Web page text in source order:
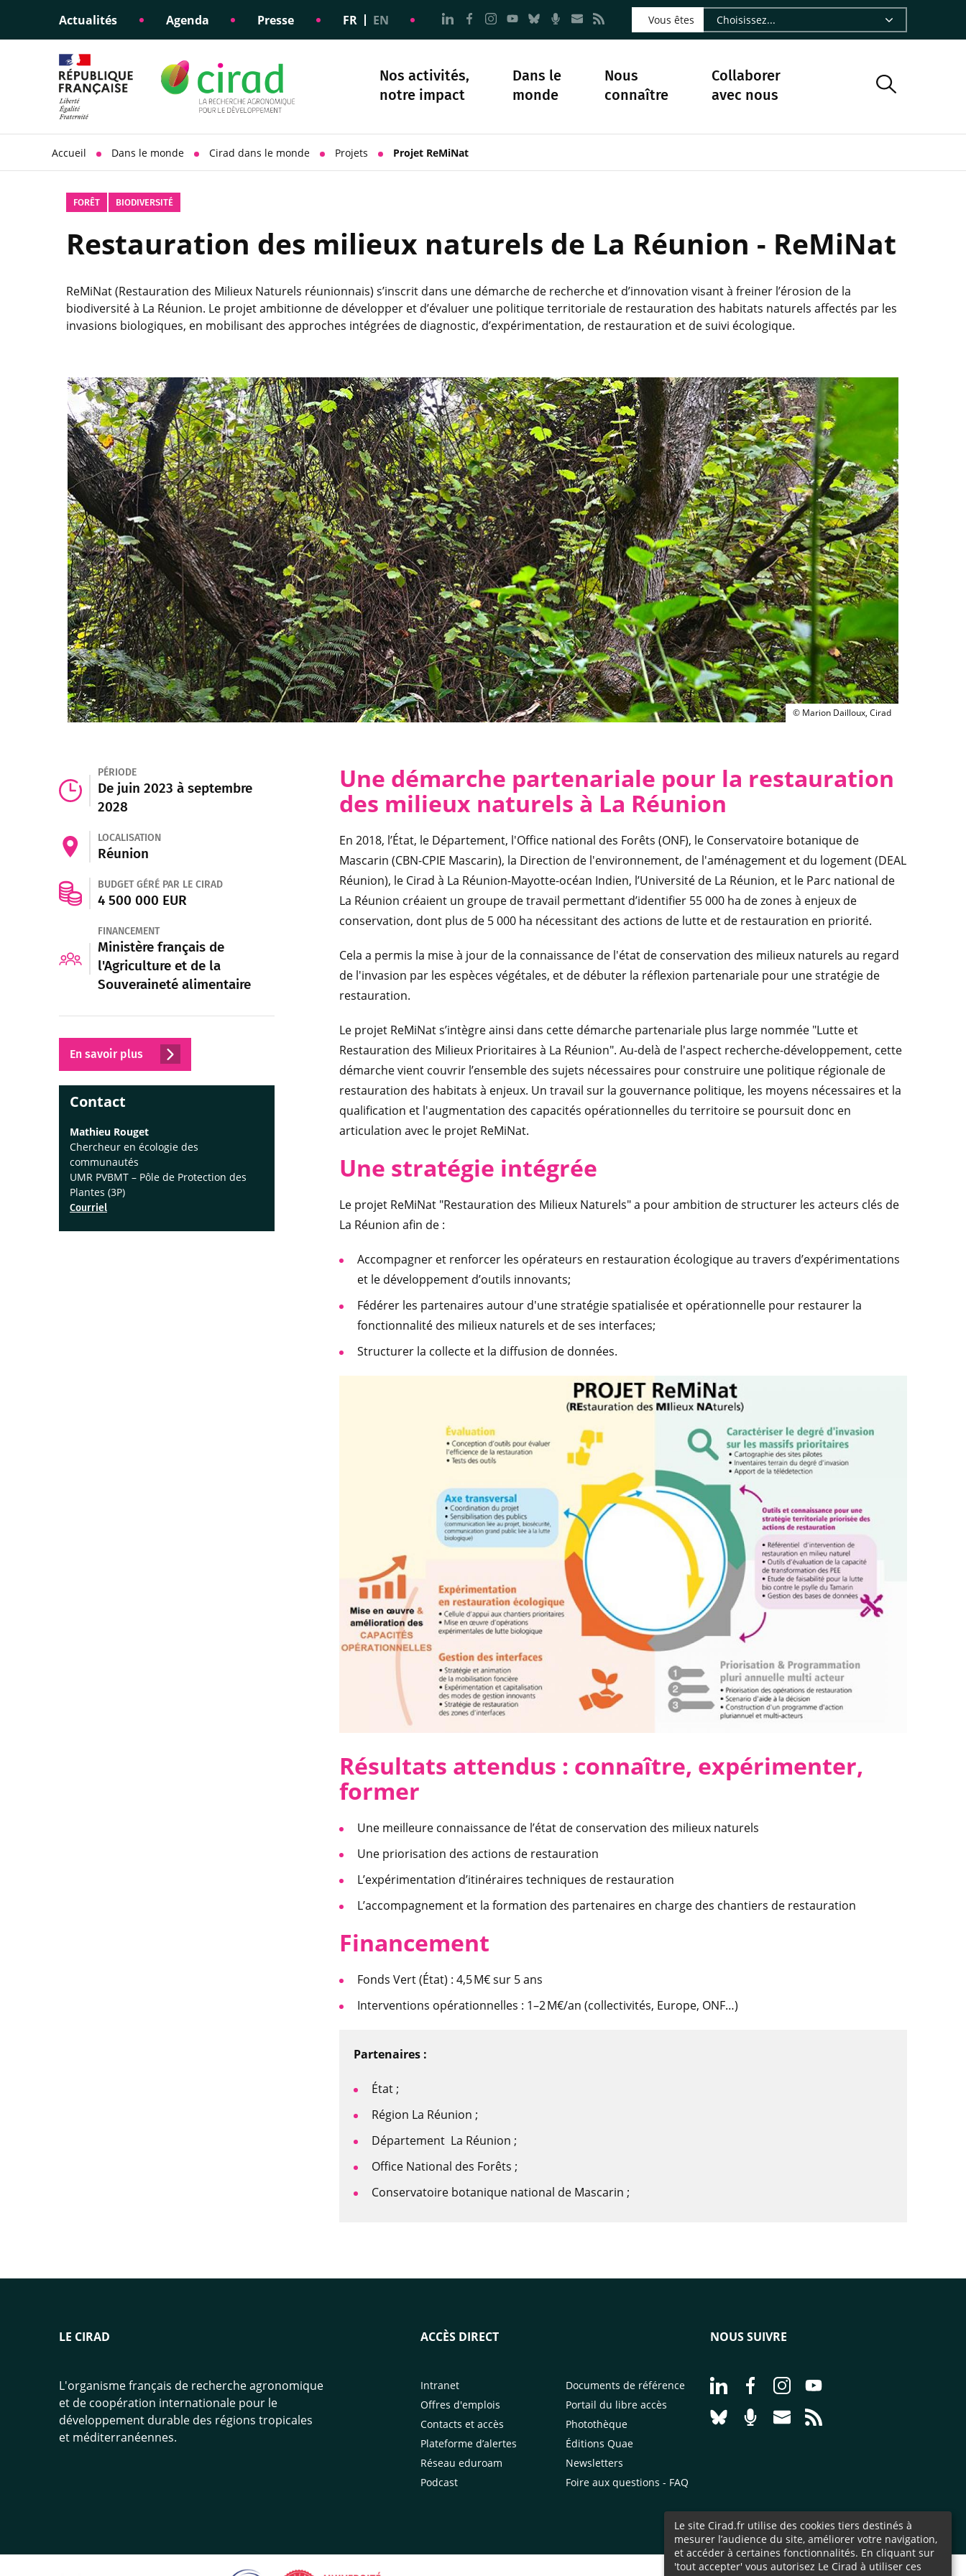
Actualités Agenda Presse FR EN Aller à la page Nous suivre sur LinkedIn - CIRAD
Aller à la page Nous suivre sur Facebook - CIRAD
Aller à la page Nous suivre sur Instagram - CIRAD
Aller à la page Nous suivre sur Youtube - CIRAD
Aller à la page Nous suivre sur Bluesky - CIRAD
Aller à la page Nourrir le vivant, le podcast du Cirad - CIRAD
Aller à la page Nous contacter par courriel - CIRAD
Aller à la page Flux RSS - CIRAD
Vous êtes
Nos activités,
notre impact
Éclairer les politiques
Appui à la diplomatie
scientifique
Dans le
monde
Nous
connaître
Engagements éthiques
Responsabilité
sociétale
Science et société Notre histoire
Collaborer
avec nous
Accueil Dans le monde Cirad dans le monde Projets Projet ReMiNat
FORÊT BIODIVERSITÉ
Restauration des milieux naturels de La Réunion - ReMiNat
ReMiNat (Restauration des Milieux Naturels réunionnais) s’inscrit dans une démarche de recherche et d’innovation visant à freiner l’érosion de la
biodiversité à La Réunion. Le projet ambitionne de développer et d’évaluer une politique territoriale de restauration des habitats naturels affectés par les
invasions biologiques, en mobilisant des approches intégrées de diagnostic, d’expérimentation, de restauration et de suivi écologique.
© Marion Dailloux, Cirad
© Marion Dailloux, Cirad
PÉRIODE
De juin 2023 à septembre
2028
LOCALISATION
Réunion
BUDGET GÉRÉ PAR LE CIRAD
4 500 000 EUR
FINANCEMENT
Ministère français de
l'Agriculture et de la
Souveraineté alimentaire
En savoir plus
Contact
Mathieu Rouget
Chercheur en écologie des
communautés
UMR PVBMT – Pôle de Protection des
Plantes (3P)
Courriel
Une démarche partenariale pour la restauration
des milieux naturels à La Réunion
En 2018, l’État, le Département, l'Office national des Forêts (ONF), le Conservatoire botanique de
Mascarin (CBN-CPIE Mascarin), la Direction de l'environnement, de l'aménagement et du logement (DEAL
Réunion), le Cirad à La Réunion-Mayotte-océan Indien, l’Université de La Réunion, et le Parc national de
La Réunion créaient un groupe de travail permettant d’identifier 55 000 ha de zones à enjeux de
conservation, dont plus de 5 000 ha nécessitant des actions de lutte et de restauration en priorité.
Cela a permis la mise à jour de la connaissance de l'état de conservation des milieux naturels au regard
de l'invasion par les espèces végétales, et de débuter la réflexion partenariale pour une stratégie de
restauration.
Le projet ReMiNat s’intègre ainsi dans cette démarche partenariale plus large nommée "Lutte et
Restauration des Milieux Prioritaires à La Réunion". Au-delà de l'aspect recherche-développement, cette
démarche vient couvrir l’ensemble des sujets nécessaires pour construire une politique régionale de
restauration des habitats à enjeux. Un travail sur la gouvernance politique, les moyens nécessaires et la
qualification et l'augmentation des capacités opérationnelles du territoire se poursuit donc en
articulation avec le projet ReMiNat.
Une stratégie intégrée
Le projet ReMiNat "Restauration des Milieux Naturels" a pour ambition de structurer les acteurs clés de
La Réunion afin de :
Accompagner et renforcer les opérateurs en restauration écologique au travers d’expérimentations
et le développement d’outils innovants;
Fédérer les partenaires autour d'une stratégie spatialisée et opérationnelle pour restaurer la
fonctionnalité des milieux naturels et de ses interfaces;
Structurer la collecte et la diffusion de données.
Résultats attendus : connaître, expérimenter,
former
Une meilleure connaissance de l’état de conservation des milieux naturels
Une priorisation des actions de restauration
L’expérimentation d’itinéraires techniques de restauration
L’accompagnement et la formation des partenaires en charge des chantiers de restauration
Financement
Fonds Vert (État) : 4,5 M€ sur 5 ans
Interventions opérationnelles : 1–2 M€/an (collectivités, Europe, ONF…)
Partenaires :
État ;
Région La Réunion ;
Département La Réunion ;
Office National des Forêts ;
Conservatoire botanique national de Mascarin ;
LE CIRAD
L'organisme français de recherche agronomique
et de coopération internationale pour le
développement durable des régions tropicales
et méditerranéennes.
ACCÈS DIRECT
Intranet
Offres d'emplois
Contacts et accès
Plateforme d’alertes
Réseau eduroam
Podcast
Documents de référence
Portail du libre accès
Photothèque
Éditions Quae
Newsletters
Foire aux questions - FAQ
NOUS SUIVRE
Aller à la page Nous suivre sur LinkedIn -
Aller à la page Nous suivre sur
Aller à la page Nous suivre sur
Aller à la page Nous
Aller à la page Nous suivre sur Bluesky -
Aller à la page Nourrir le vivant, le
Aller à la page Nous contacter
Le site Cirad.fr utilise des cookies tiers destinés à
mesurer l’audience du site, améliorer votre navigation,
et accéder à certaines fonctionnalités. En cliquant sur
'tout accepter' vous autorisez Le Cirad à utiliser ces